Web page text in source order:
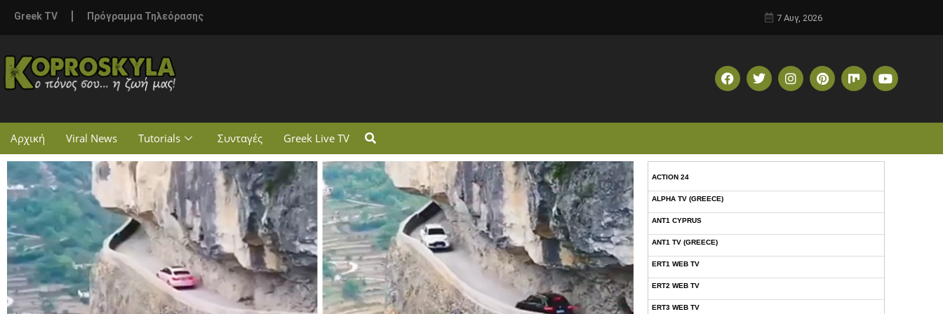
Greek TV Πρόγραμμα Τηλεόρασης 7 Αυγ, 2026
Αρχική Viral News Tutorials Συνταγές Greek Live TV
ACTION 24
ALPHA TV (GREECE)
ANT1 CYPRUS
ANT1 TV (GREECE)
ERT1 WEB TV
ERT2 WEB TV
ERT3 WEB TV